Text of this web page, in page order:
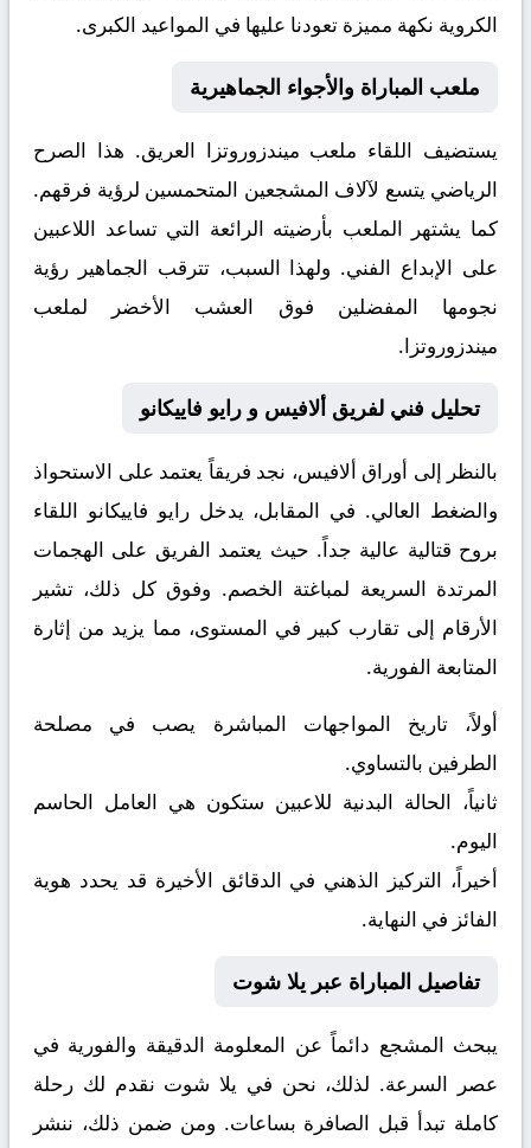
الكروية نكهة مميزة تعودنا عليها في المواعيد الكبرى.
ملعب المباراة والأجواء الجماهيرية
يستضيف اللقاء ملعب ميندزوروتزا العريق. هذا الصرح
الرياضي يتسع لآلاف المشجعين المتحمسين لرؤية فرقهم.
كما يشتهر الملعب بأرضيته الرائعة التي تساعد اللاعبين
على الإبداع الفني. ولهذا السبب، تترقب الجماهير رؤية
نجومها المفضلين فوق العشب الأخضر لملعب
ميندزوروتزا.
تحليل فني لفريق ألافيس و رايو فاييكانو
بالنظر إلى أوراق ألافيس، نجد فريقاً يعتمد على الاستحواذ
والضغط العالي. في المقابل، يدخلرايو فاييكانو اللقاء
بروح قتالية عالية جداً. حيث يعتمد الفريق على الهجمات
المرتدة السريعة لمباغتة الخصم. وفوق كل ذلك، تشير
الأرقام إلى تقارب كبير في المستوى، مما يزيد من إثارة
المتابعة الفورية.
أولاً، تاريخ المواجهات المباشرة يصب في مصلحة
الطرفين بالتساوي.
ثانياً، الحالة البدنية للاعبين ستكون هي العامل الحاسم
اليوم.
أخيراً، التركيز الذهني في الدقائق الأخيرة قد يحدد هوية
الفائز في النهاية.
تفاصيل المباراة عبر يلا شوت
يبحث المشجع دائماً عن المعلومة الدقيقة والفورية في
عصر السرعة. لذلك، نحن في يلا شوت نقدم لك رحلة
كاملة تبدأ قبل الصافرة بساعات. ومن ضمن ذلك، ننشر